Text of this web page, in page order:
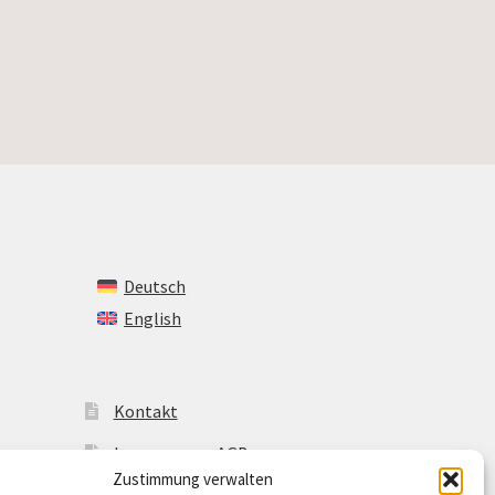
Zustimmung verwalten
Deutsch
English
Kontakt
Impressum + AGB